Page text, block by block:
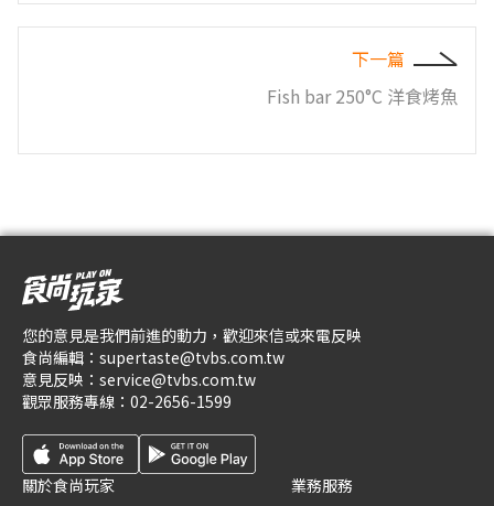
下一篇
Fish bar 250°C 洋食烤魚
您的意見是我們前進的動力，歡迎來信或來電反映
食尚編輯： supertaste@tvbs.com.tw
意見反映： service@tvbs.com.tw
觀眾服務專線： 02-2656-1599
關於食尚玩家 業務服務